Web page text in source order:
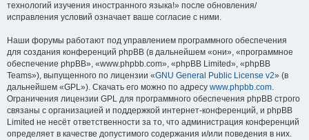
технологий изучения иностранного языка!» после обновления/
исправления условий означает ваше согласие с ними.
Наши форумы работают под управлением программного обеспечения
для создания конференций phpBB (в дальнейшем «они», «программное
обеспечение phpBB», «www.phpbb.com», «phpBB Limited», «phpBB
Teams»), выпущенного по лицензии «GNU General Public License v2» (в
дальнейшем «GPL»). Скачать его можно по адресу www.phpbb.com.
Ограничения лицензии GPL для программного обеспечения phpBB строго
связаны с организацией и поддержкой интернет-конференций, и phpBB
Limited не несёт ответственности за то, что администрация конференций
определяет в качестве допустимого содержания и/или поведения в них.